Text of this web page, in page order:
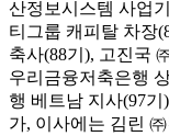
산정보시스템 사업
티그룹 캐피탈 차장
축사(88기), 고진국
우리금융저축은행
행 베트남 지사(97
가, 이사에는 김린